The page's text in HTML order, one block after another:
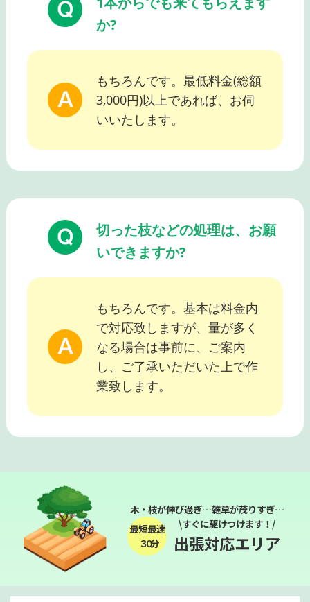
か?
もちろんです。最低料金(総額
3,000円)以上であれば、お伺
いいたします。
切った枝などの処理は、お願
いできますか?
もちろんです。基本は料金内
で対応致しますが、量が多く
なる場合は事前に、ご案内
し、ご了承いただいた上で作
業致します。
木・枝が伸び過ぎ…雑草が茂りすぎ…
最短最速
３０分
\すぐに駆けつけます！/
出張対応エリア